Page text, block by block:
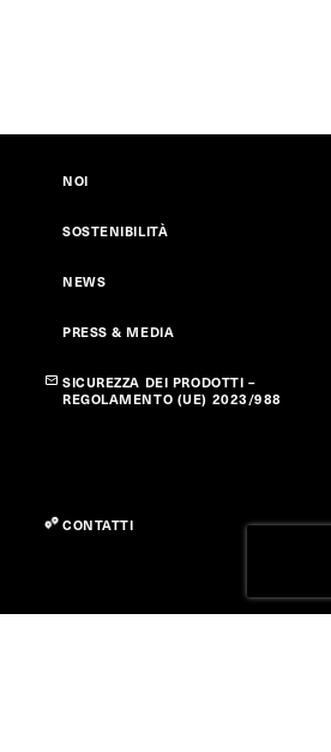
NOI
SOSTENIBILITÀ
NEWS
PRESS & MEDIA
SICUREZZA DEI PRODOTTI –
REGOLAMENTO (UE) 2023/988
CONTATTI